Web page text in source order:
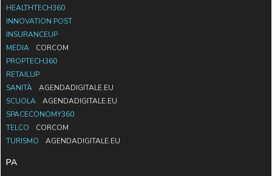
HEALTHTECH360
INNOVATION POST
INSURANCEUP
MEDIA
CORCOM
PROPTECH360
RETAILUP
SANITÀ
AGENDADIGITALE.EU
SCUOLA
AGENDADIGITALE.EU
SPACECONOMY360
TELCO
CORCOM
TURISMO
AGENDADIGITALE.EU
PA